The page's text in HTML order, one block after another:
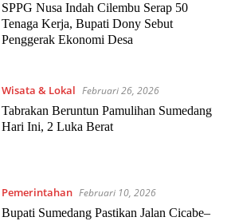
SPPG Nusa Indah Cilembu Serap 50
Tenaga Kerja, Bupati Dony Sebut
Penggerak Ekonomi Desa
Wisata & Lokal Februari 26, 2026
Tabrakan Beruntun Pamulihan Sumedang
Hari Ini, 2 Luka Berat
Pemerintahan Februari 10, 2026
Bupati Sumedang Pastikan Jalan Cicabe–